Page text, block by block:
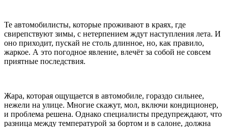
Те автомобилисты, которые проживают в краях, где
свирепствуют зимы, с нетерпением ждут наступления лета. И
оно приходит, пускай не столь длинное, но, как правило,
жаркое. А это погодное явление, влечёт за собой не совсем
приятные последствия.
Жара, которая ощущается в автомобиле, гораздо сильнее,
нежели на улице. Многие скажут, мол, включи кондиционер,
и проблема решена. Однако специалисты предупреждают, что
разница между температурой за бортом и в салоне, должна